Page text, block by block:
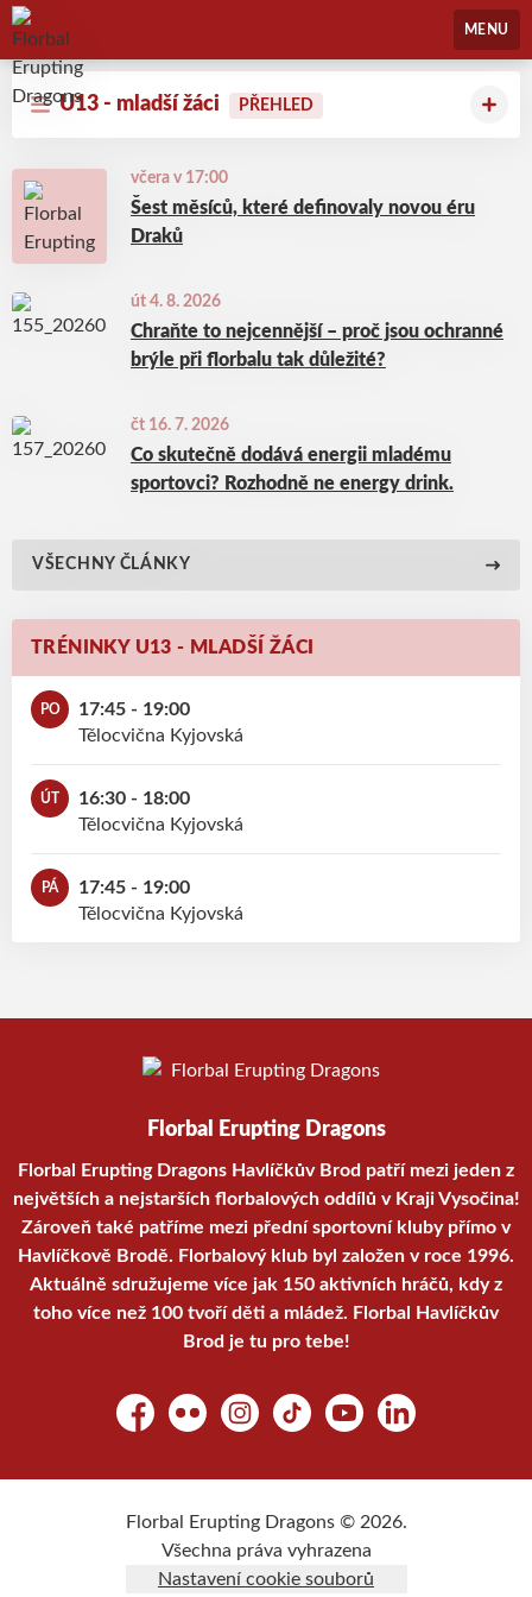
Florbal Erupting Dragons
MENU
U13 - mladší žáci PŘEHLED
včera v 17:00
Šest měsíců, které definovaly novou éru
Draků
út 4. 8. 2026
Chraňte to nejcennější – proč jsou ochranné
brýle při florbalu tak důležité?
čt 16. 7. 2026
Co skutečně dodává energii mladému
sportovci? Rozhodně ne energy drink.
VŠECHNY ČLÁNKY
TRÉNINKY U13 - MLADŠÍ ŽÁCI
PO
17:45 - 19:00
Tělocvična Kyjovská
ÚT
16:30 - 18:00
Tělocvična Kyjovská
PÁ
17:45 - 19:00
Tělocvična Kyjovská
Florbal Erupting Dragons
Florbal Erupting Dragons Havlíčkův Brod patří mezi jeden z
největších a nejstarších florbalových oddílů v Kraji Vysočina!
Zároveň také patříme mezi přední sportovní kluby přímo v
Havlíčkově Brodě. Florbalový klub byl založen v roce 1996.
Aktuálně sdružujeme více jak 150 aktivních hráčů, kdy z
toho více než 100 tvoří děti a mládež. Florbal Havlíčkův
Brod je tu pro tebe!
FacebookFlickr Instagram
TikTok YouTubeLinkedIn
Florbal Erupting Dragons © 2026.
Všechna práva vyhrazena
Nastavení cookie souborů